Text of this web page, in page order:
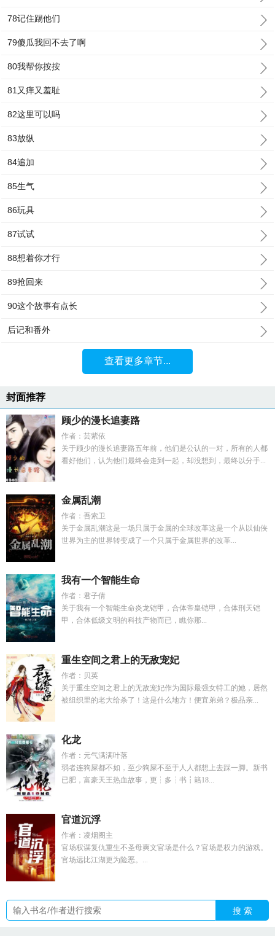
78记住踢他们
79傻瓜我回不去了啊
80我帮你按按
81又痒又羞耻
82这里可以吗
83放纵
84追加
85生气
86玩具
87试试
88想着你才行
89抢回来
90这个故事有点长
后记和番外
查看更多章节...
封面推荐
顾少的漫长追妻路
作者：芸紫依
关于顾少的漫长追妻路五年前，他们是公认的一对，所有的人都
看好他们，认为他们最终会走到一起，却没想到，最终以分手...
金属乱潮
作者：吾索卫
关于金属乱潮这是一场只属于金属的全球改革这是一个从以仙侠
世界为主的世界转变成了一个只属于金属世界的改革...
我有一个智能生命
作者：君子倩
关于我有一个智能生命炎龙铠甲，合体帝皇铠甲，合体刑天铠
甲，合体低级文明的科技产物而已，瞧你那...
重生空间之君上的无敌宠妃
作者：贝英
关于重生空间之君上的无敌宠妃作为国际最强女特工的她，居然
被组织里的老大给杀了！这是什么地方！便宜弟弟？极品亲...
化龙
作者：元气满满叶落
弱者连狗屎都不如，至少狗屎不至于人人都想上去踩一脚。新书
已肥，富豪天王热血故事，更┆多┆书┇籍18...
官道沉浮
作者：凌烟阁主
官场权谋复仇重生不圣母爽文官场是什么？官场是权力的游戏。
官场远比江湖更为险恶。...
搜 索